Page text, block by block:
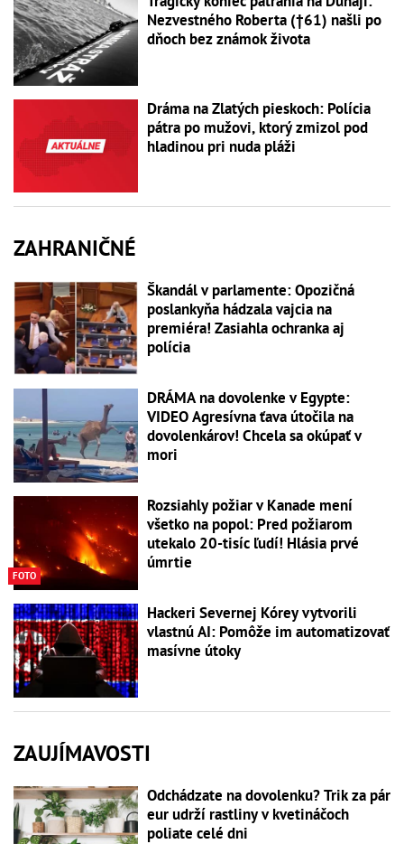
Nezvestného Roberta (†61) našli po
dňoch bez známok života
Dráma na Zlatých pieskoch: Polícia
pátra po mužovi, ktorý zmizol pod
hladinou pri nuda pláži
ZAHRANIČNÉ
Škandál v parlamente: Opozičná
poslankyňa hádzala vajcia na
premiéra! Zasiahla ochranka aj
polícia
DRÁMA na dovolenke v Egypte:
VIDEO Agresívna ťava útočila na
dovolenkárov! Chcela sa okúpať v
mori
FOTO
Rozsiahly požiar v Kanade mení
všetko na popol: Pred požiarom
utekalo 20-tisíc ľudí! Hlásia prvé
úmrtie
Hackeri Severnej Kórey vytvorili
vlastnú AI: Pomôže im automatizovať
masívne útoky
ZAUJÍMAVOSTI
Odchádzate na dovolenku? Trik za pár
eur udrží rastliny v kvetináčoch
poliate celé dni